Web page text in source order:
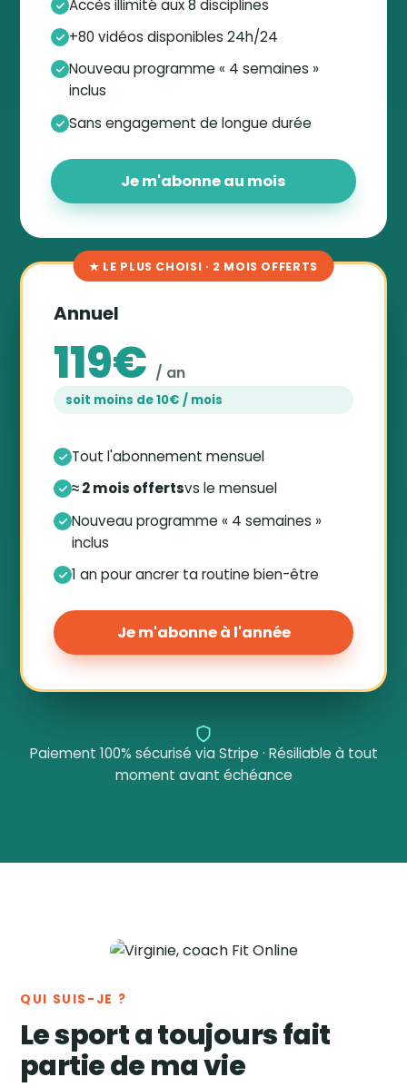
Accès illimité aux 8 disciplines
+80 vidéos disponibles 24h/24
Nouveau programme « 4 semaines »
inclus
Sans engagement de longue durée
Je m'abonne au mois
★ LE PLUS CHOISI · 2 MOIS OFFERTS
Annuel
119€ / an
soit moins de 10€ / mois
Tout l'abonnement mensuel
≈ 2 mois offertsvs le mensuel
Nouveau programme « 4 semaines »
inclus
1 an pour ancrer ta routine bien-être
Je m'abonne à l'année
Paiement 100% sécurisé via Stripe · Résiliable à tout
moment avant échéance
QUI SUIS-JE ?
Le sport a toujours fait
partie de ma vie